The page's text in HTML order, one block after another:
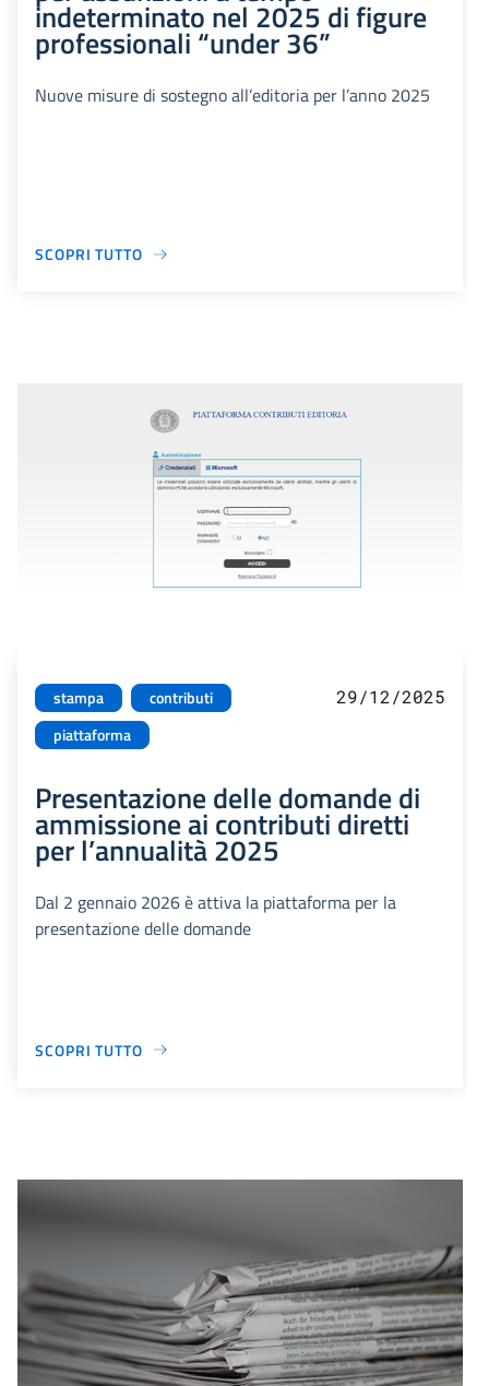
indeterminato nel 2025 di figure
professionali “under 36”
Nuove misure di sostegno all’editoria per l’anno 2025
SCOPRI TUTTO
stampa
contributi
piattaforma
29/12/2025
Presentazione delle domande di
ammissione ai contributi diretti
per l’annualità 2025
Dal 2 gennaio 2026 è attiva la piattaforma per la
presentazione delle domande
SCOPRI TUTTO